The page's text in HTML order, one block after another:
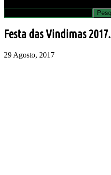
Festa das Vindimas 2017.
29 Agosto, 2017